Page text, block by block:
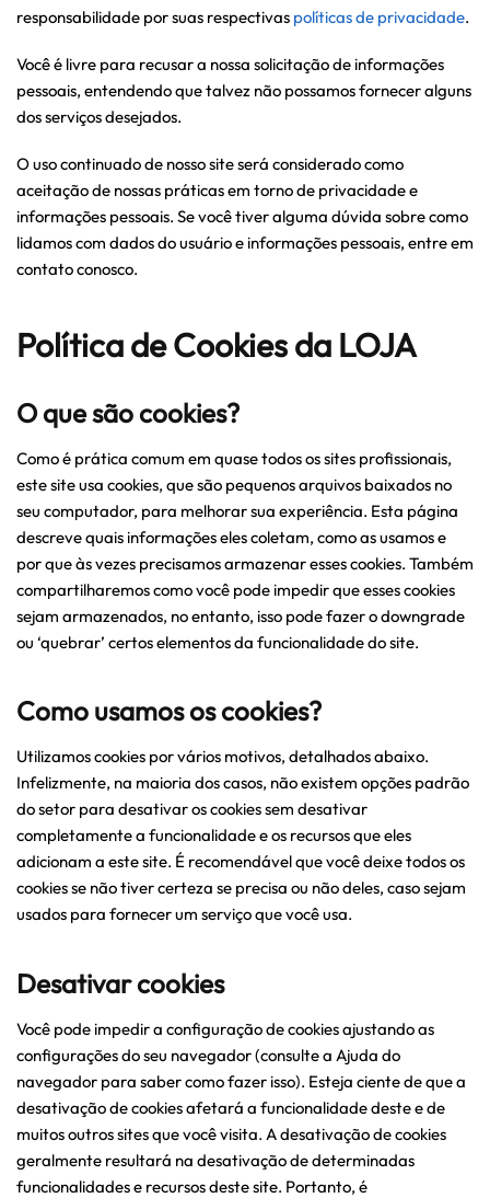
responsabilidade por suas respectivas políticas de privacidade.
Você é livre para recusar a nossa solicitação de informações
pessoais, entendendo que talvez não possamos fornecer alguns
dos serviços desejados.
O uso continuado de nosso site será considerado como
aceitação de nossas práticas em torno de privacidade e
informações pessoais. Se você tiver alguma dúvida sobre como
lidamos com dados do usuário e informações pessoais, entre em
contato conosco.
Política de Cookiesda LOJA
O que são cookies?
Como é prática comum em quase todos os sites profissionais,
este site usa cookies, que são pequenos arquivos baixados no
seu computador, para melhorar sua experiência. Esta página
descreve quais informações eles coletam, como as usamos e
por que às vezes precisamos armazenar esses cookies. Também
compartilharemos como você pode impedir que esses cookies
sejam armazenados, no entanto, isso pode fazer o downgrade
ou ‘quebrar’ certos elementos da funcionalidade do site.
Como usamos os cookies?
Utilizamos cookies por vários motivos, detalhados abaixo.
Infelizmente, na maioria dos casos, não existem opções padrão
do setor para desativar os cookies sem desativar
completamente a funcionalidade e os recursos que eles
adicionam a este site. É recomendável que você deixe todos os
cookies se não tiver certeza se precisa ou não deles, caso sejam
usados ​​para fornecer um serviço que você usa.
Desativar cookies
Você pode impedir a configuração de cookies ajustando as
configurações do seu navegador (consulte a Ajuda do
navegador para saber como fazer isso). Esteja ciente de que a
desativação de cookies afetará a funcionalidade deste e de
muitos outros sites que você visita. A desativação de cookies
geralmente resultará na desativação de determinadas
funcionalidades e recursos deste site. Portanto, é